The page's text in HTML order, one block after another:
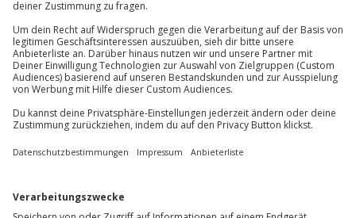
Hinweis
Für besondere Ereignisse oder auf persönlichen
Wunsch stellt der Veranstalter gegen Gebühr
auch einen Fotografen bereit, der das Event für
tolle Erinnerungsfotos begleitet
Du erreichst uns telefonisch zu folgenden Zeiten,
außer an bundesweiten Feiertagen:
Mo-Fr: 8-20 Uhr | Sa: 10-16 Uhr
Du möchtest als Firma bestellen?
Mo-Fr: 9-17 Uhr